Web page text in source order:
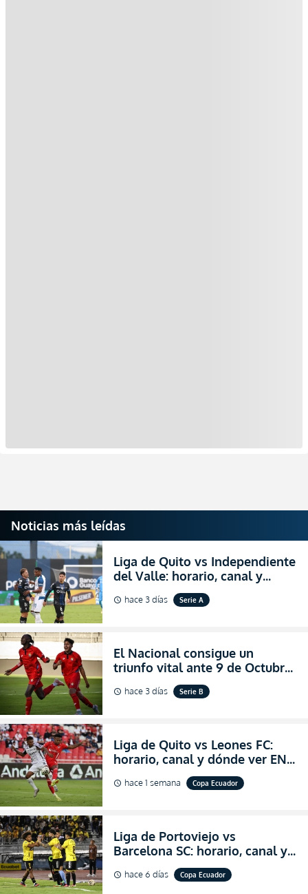
Noticias más leídas
Liga de Quito vs Independiente
del Valle: horario, canal y
dónde ver EN VIVO el
partidazo por la fecha 24 de la
schedule hace 3 días Serie A
El Nacional consigue un
triunfo vital ante 9 de Octubre
para encender la fe en la
salvación
schedule hace 3 días Serie B
Liga de Quito vs Leones FC:
horario, canal y dónde ver EN
VIVO los octavos de final de la
Copa Ecuador 2026
schedule hace 1 semana Copa Ecuador
Liga de Portoviejo vs
Barcelona SC: horario, canal y
dónde ver EN VIVO los octavos
de final de la Copa Ecuador
schedule hace 6 días Copa Ecuador